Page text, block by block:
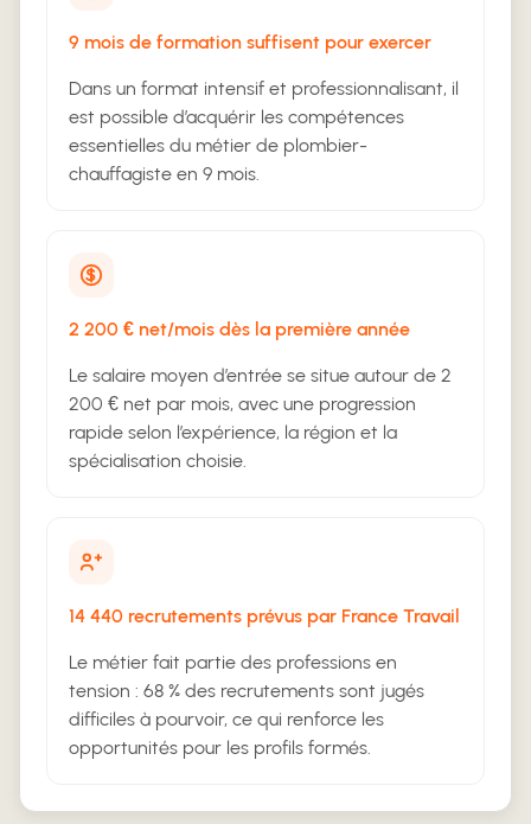
9 mois de formation suffisent pour exercer
Dans un format intensif et professionnalisant, il
est possible d’acquérir les compétences
essentielles du métier de plombier-
chauffagiste en 9 mois.
2 200 € net/mois dès la première année
Le salaire moyen d’entrée se situe autour de 2
200 € net par mois, avec une progression
rapide selon l’expérience, la région et la
spécialisation choisie.
14 440 recrutements prévus par France Travail
Le métier fait partie des professions en
tension : 68 % des recrutements sont jugés
difficiles à pourvoir, ce qui renforce les
opportunités pour les profils formés.